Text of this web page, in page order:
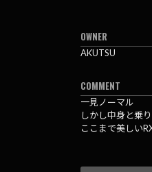
OWNER
AKUTSU
COMMENT
一見ノーマル
しかし中身と乗
ここまで美しい